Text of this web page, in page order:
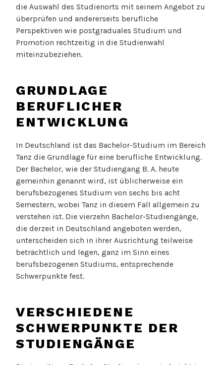
die Auswahl des Studienorts mit seinem Angebot zu
überprüfen und andererseits berufliche
Perspektiven wie postgraduales Studium und
Promotion rechtzeitig in die Studienwahl
miteinzubeziehen.
GRUNDLAGE
BERUFLICHER
ENTWICKLUNG
In Deutschland ist das Bachelor-Studium im Bereich
Tanz die Grundlage für eine berufliche Entwicklung.
Der Bachelor, wie der Studiengang B. A. heute
gemeinhin genannt wird, ist üblicherweise ein
berufsbezogenes Studium von sechs bis acht
Semestern, wobei Tanz in diesem Fall allgemein zu
verstehen ist. Die vierzehn Bachelor-Studiengänge,
die derzeit in Deutschland angeboten werden,
unterscheiden sich in ihrer Ausrichtung teilweise
beträchtlich und legen, ganz im Sinn eines
berufsbezogenen Studiums, entsprechende
Schwerpunkte fest.
VERSCHIEDENE
SCHWERPUNKTE DER
STUDIENGÄNGE